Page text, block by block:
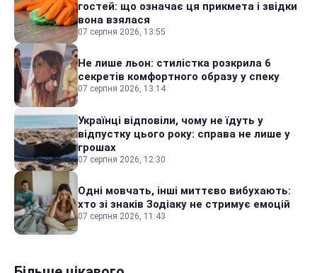
гостей: що означає ця прикмета і звідки
вона взялася
07 серпня 2026, 13:55
Не лише льон: стилістка розкрила 6
секретів комфортного образу у спеку
07 серпня 2026, 13:14
Українці відповіли, чому не їдуть у
відпустку цього року: справа не лише у
грошах
07 серпня 2026, 12:30
Одні мовчать, інші миттєво вибухають:
хто зі знаків Зодіаку не стримує емоцій
07 серпня 2026, 11:43